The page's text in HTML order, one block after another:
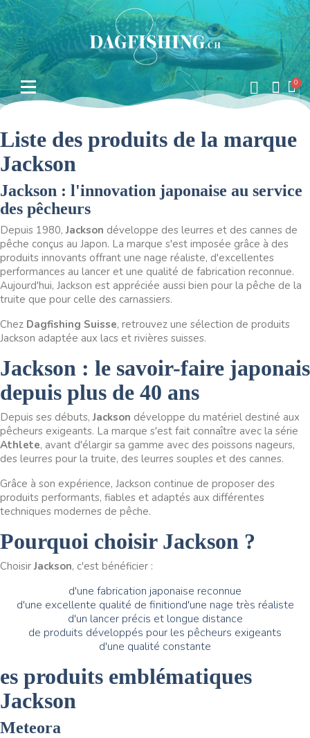
Liste des produits de la marque
Jackson
Jackson : l'innovation japonaise au service
des pêcheurs
Depuis 1980,Jackson développe des leurres et des cannes de
pêche conçus au Japon. La marque s'est imposée grâce à des
produits innovants offrant une nage réaliste, d'excellentes
performances au lancer et une qualité de fabrication reconnue.
Aujourd'hui, Jackson est appréciée aussi bien pour la pêche de la
truite que pour celle des carnassiers.
Chez Dagfishing Suisse, retrouvez une sélection de produits
Jackson adaptée aux lacs et rivières suisses.
Jackson : le savoir-faire japonais
depuis plus de 40 ans
Depuis ses débuts,Jackson développe du matériel destiné aux
pêcheurs exigeants. La marque s'est fait connaître avec la série
Athlete, avant d'élargir sa gamme avec des poissons nageurs,
des leurres pour la truite, des leurres souples et des cannes.
Grâce à son expérience, Jackson continue de proposer des
produits performants, fiables et adaptés aux différentes
techniques modernes de pêche.
Pourquoi choisir Jackson ?
ChoisirJackson, c'est bénéficier :
d'une fabrication japonaise reconnue
d'une excellente qualité de finitiond'une nage très réaliste
d'un lancer précis et longue distance
de produits développés pour les pêcheurs exigeants
d'une qualité constante
es produits emblématiques
Jackson
Meteora